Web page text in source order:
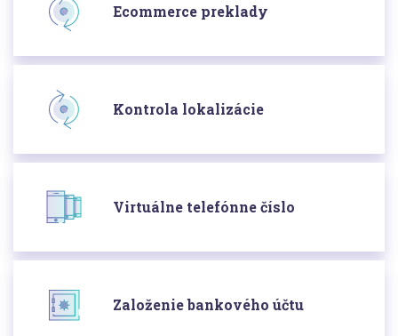
Ecommerce preklady
Kontrola lokalizácie
Virtuálne telefónne číslo
Založenie bankového účtu